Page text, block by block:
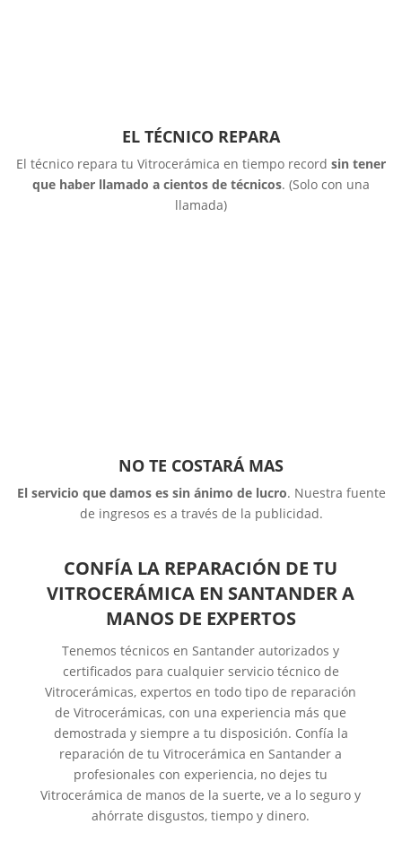
EL TÉCNICO REPARA
El técnico repara tu Vitrocerámica en tiempo record sin tener
que haber llamado a cientos de técnicos. (Solo con una
llamada)
NO TE COSTARÁ MAS
El servicio que damos es sin ánimo de lucro. Nuestra fuente
de ingresos es a través de la publicidad.
CONFÍA LA REPARACIÓN DE TU
VITROCERÁMICA EN SANTANDER A
MANOS DE EXPERTOS
Tenemos técnicos en Santander autorizados y
certificados para cualquier servicio técnico de
Vitrocerámicas, expertos en todo tipo de reparación
de Vitrocerámicas, con una experiencia más que
demostrada y siempre a tu disposición. Confía la
reparación de tu Vitrocerámica en Santander a
profesionales con experiencia, no dejes tu
Vitrocerámica de manos de la suerte, ve a lo seguro y
ahórrate disgustos, tiempo y dinero.